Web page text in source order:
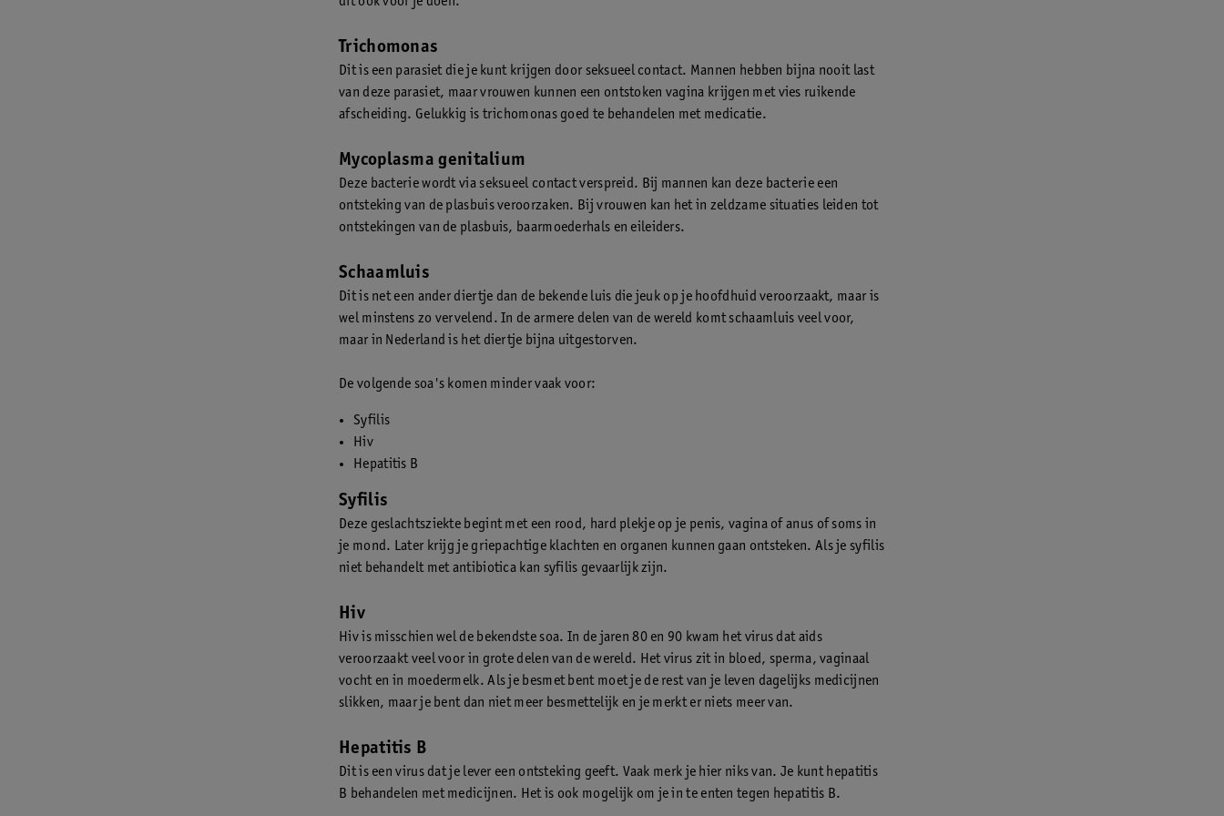
Trichomonas
Dit is een parasiet die je kunt krijgen door seksueel contact. Mannen hebben bijna nooit last
van deze parasiet, maar vrouwen kunnen een ontstoken vagina krijgen met vies ruikende
afscheiding. Gelukkig is trichomonas goed te behandelen met medicatie.
Mycoplasma genitalium
Deze bacterie wordt via seksueel contact verspreid. Bij mannen kan deze bacterie een
ontsteking van de plasbuis veroorzaken. Bij vrouwen kan het in zeldzame situaties leiden tot
ontstekingen van de plasbuis, baarmoederhals en eileiders.
Schaamluis
Dit is net een ander diertje dan de bekende luis die jeuk op je hoofdhuid veroorzaakt, maar is
wel minstens zo vervelend. In de armere delen van de wereld komt schaamluis veel voor,
maar in Nederland is het diertje bijna uitgestorven.
De volgende soa's komen minder vaak voor:
Syfilis
Hiv
Hepatitis B
Syfilis
Deze geslachtsziekte begint met een rood, hard plekje op je penis, vagina of anus of soms in
je mond. Later krijg je griepachtige klachten en organen kunnen gaan ontsteken. Als je syfilis
niet behandelt met antibiotica kan syfilis gevaarlijk zijn.
Hiv
Hiv is misschien wel de bekendste soa. In de jaren 80 en 90 kwam het virus dat aids
veroorzaakt veel voor in grote delen van de wereld. Het virus zit in bloed, sperma, vaginaal
vocht en in moedermelk. Als je besmet bent moet je de rest van je leven dagelijks medicijnen
slikken, maar je bent dan niet meer besmettelijk en je merkt er niets meer van.
Hepatitis B
Dit is een virus dat je lever een ontsteking geeft. Vaak merk je hier niks van. Je kunt hepatitis
B behandelen met medicijnen. Het is ook mogelijk om je in te enten tegen hepatitis B.